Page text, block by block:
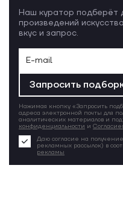
Наш куратор подберёт
произведений
вкус и запрос.
Запросить
Нажимая кнопку «Запросить
адреса электронной почты для
аналитических материалов и
конфиденциальности и
Даю согласие на
рекламных рассылок) в
рекламы